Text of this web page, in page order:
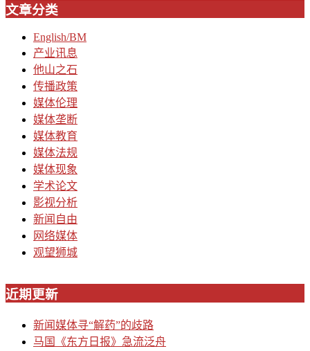
文章分类
English/BM
产业讯息
他山之石
传播政策
媒体伦理
媒体垄断
媒体教育
媒体法规
媒体现象
学术论文
影视分析
新闻自由
网络媒体
观望狮城
近期更新
新闻媒体寻“解药”的歧路
马国《东方日报》急流泛舟